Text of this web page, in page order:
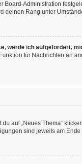
Board-Administration
deinen Rang unter
werde ich aufgefordert,
für Nachrichten an
auf „Neues Thema“
sind jeweils am